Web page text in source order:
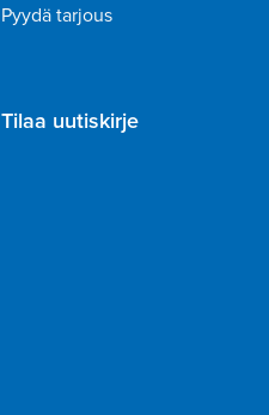
Pyydä tarjous
Tilaa uutiskirje